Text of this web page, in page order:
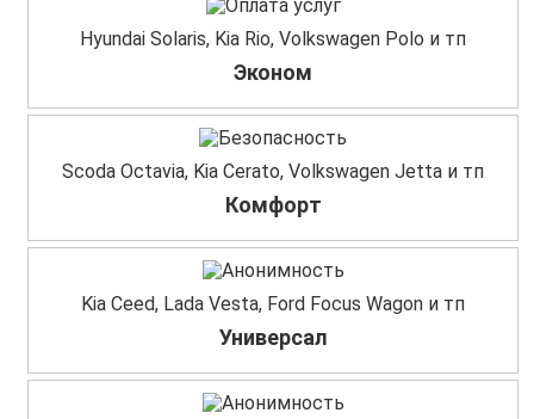
Hyundai Solaris, Kia Rio, Volkswagen Polo и тп
Эконом
Scoda Octavia, Kia Cerato, Volkswagen Jetta и тп
Комфорт
Kia Ceed, Lada Vesta, Ford Focus Wagon и тп
Универсал